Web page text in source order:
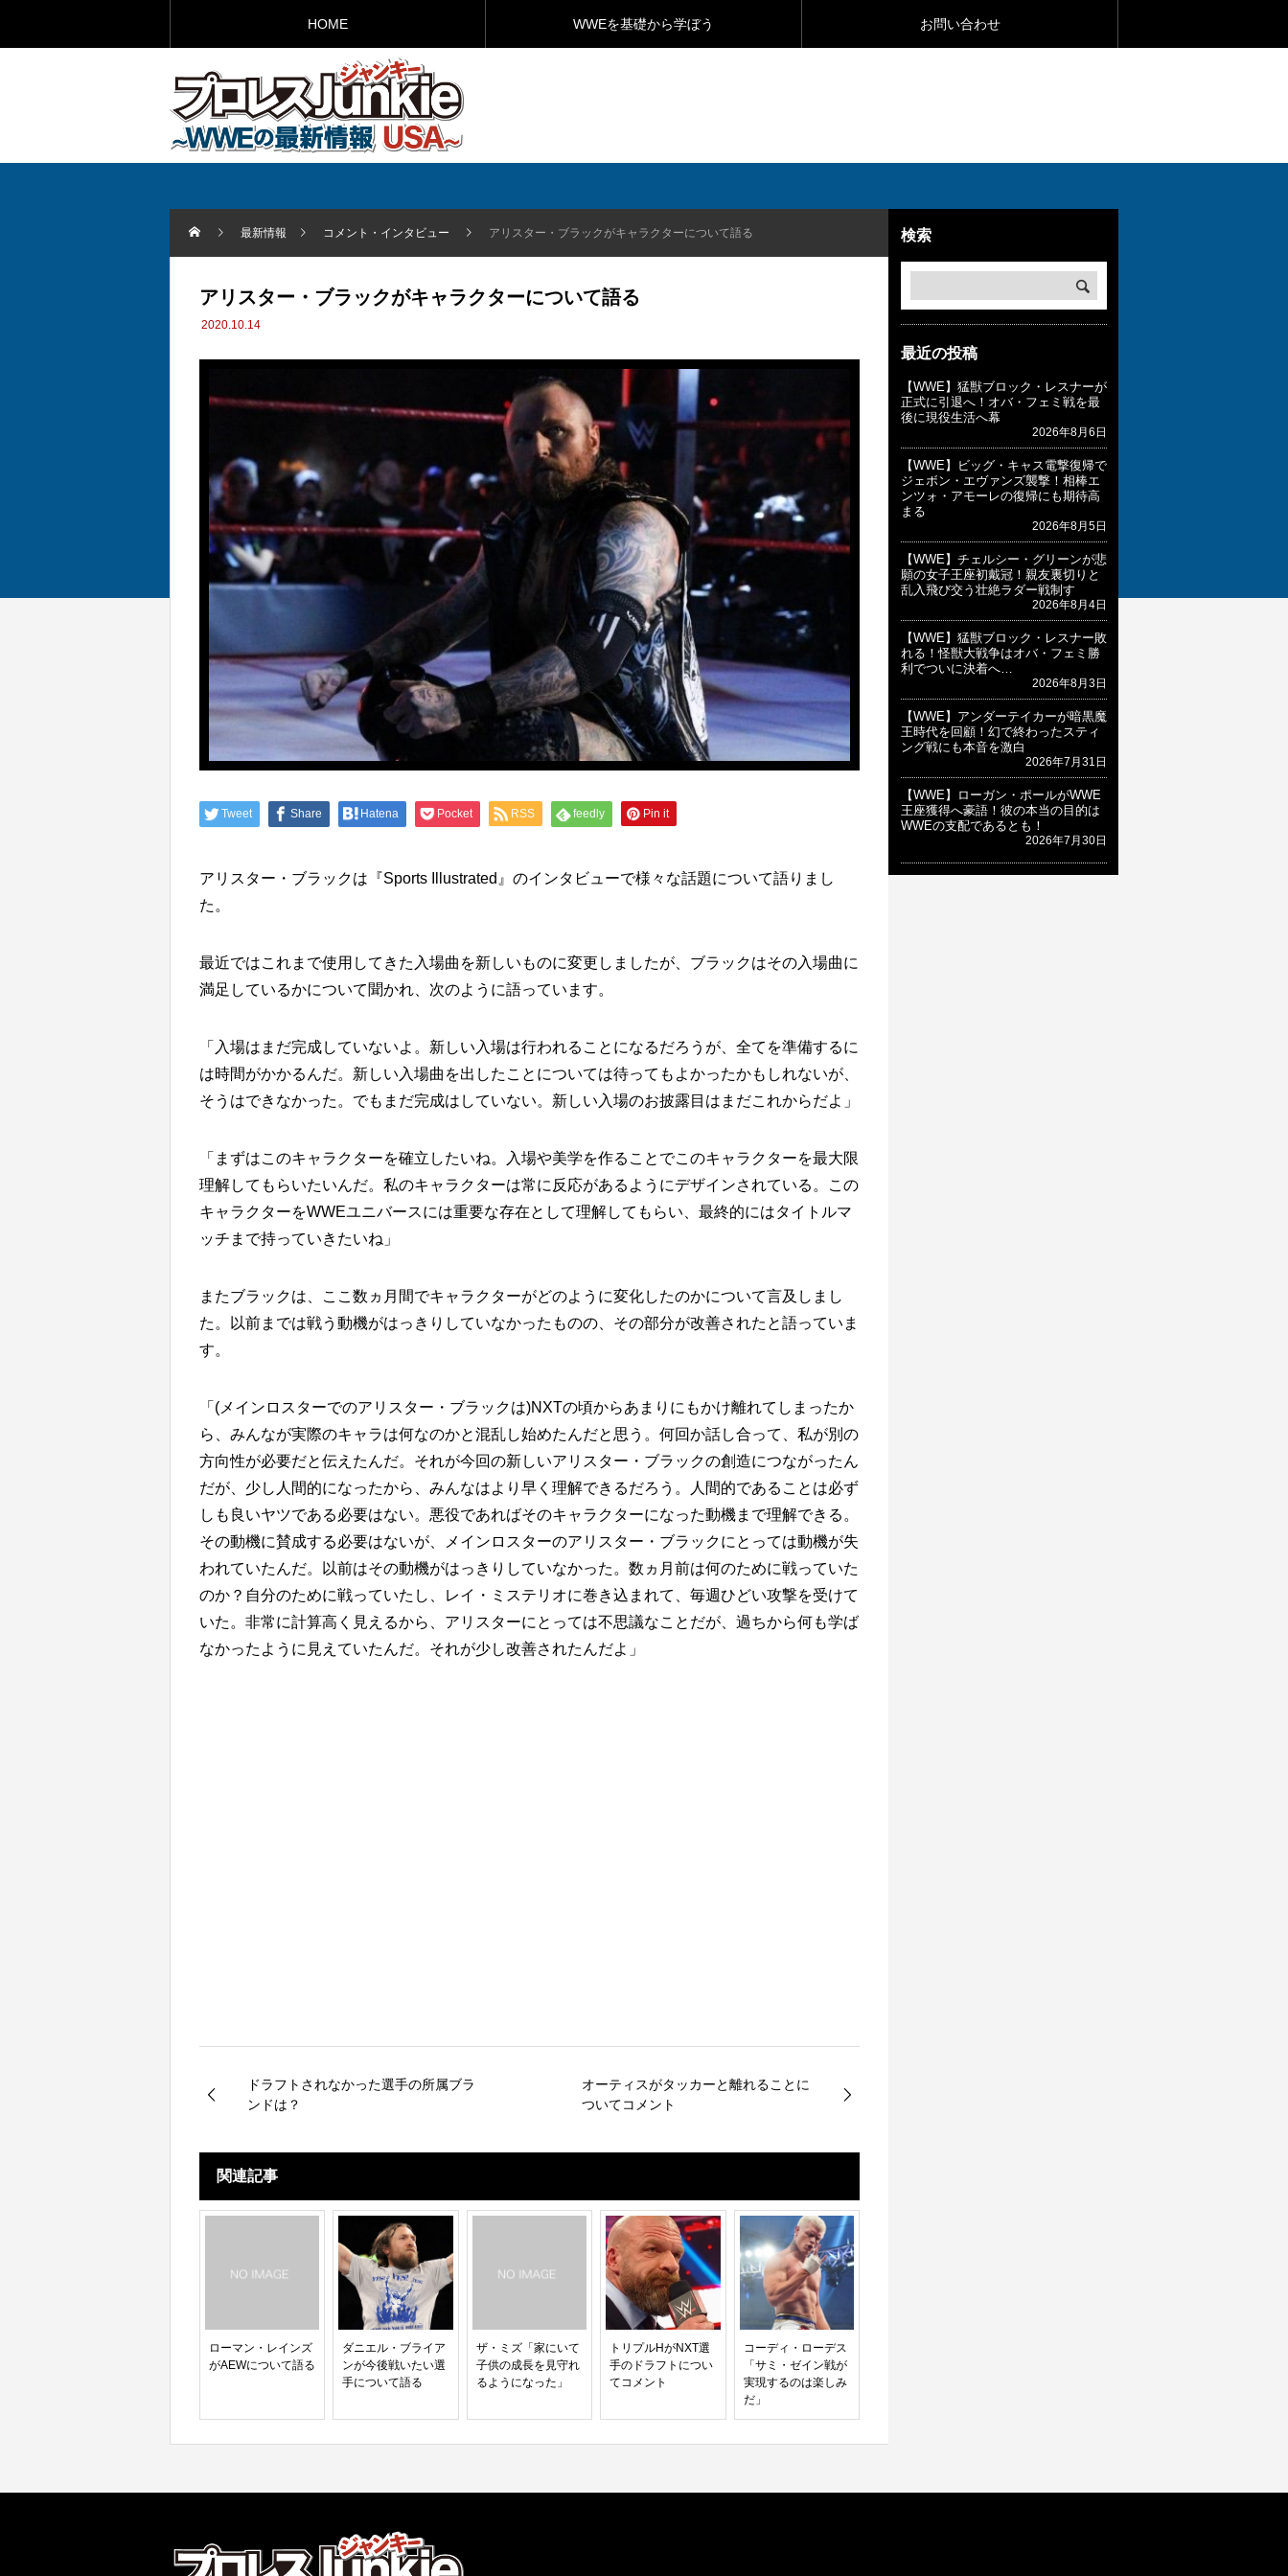
HOME WWEを基礎から学ぼう お問い合わせ
最新情報 コメント・インタビュー アリスター・ブラックがキャラクターについて語る
アリスター・ブラックがキャラクターについて語る
2020.10.14
Tweet Share Hatena Pocket RSS feedly Pin it
アリスター・ブラックは『Sports Illustrated』のインタビューで様々な話題について語りまし
た。
最近ではこれまで使用してきた入場曲を新しいものに変更しましたが、ブラックはその入場曲に
満足しているかについて聞かれ、次のように語っています。
「入場はまだ完成していないよ。新しい入場は行われることになるだろうが、全てを準備するに
は時間がかかるんだ。新しい入場曲を出したことについては待ってもよかったかもしれないが、
そうはできなかった。でもまだ完成はしていない。新しい入場のお披露目はまだこれからだよ」
「まずはこのキャラクターを確立したいね。入場や美学を作ることでこのキャラクターを最大限
理解してもらいたいんだ。私のキャラクターは常に反応があるようにデザインされている。この
キャラクターをWWEユニバースには重要な存在として理解してもらい、最終的にはタイトルマ
ッチまで持っていきたいね」
またブラックは、ここ数ヵ月間でキャラクターがどのように変化したのかについて言及しまし
た。以前までは戦う動機がはっきりしていなかったものの、その部分が改善されたと語っていま
す。
「(メインロスターでのアリスター・ブラックは)NXTの頃からあまりにもかけ離れてしまったか
ら、みんなが実際のキャラは何なのかと混乱し始めたんだと思う。何回か話し合って、私が別の
方向性が必要だと伝えたんだ。それが今回の新しいアリスター・ブラックの創造につながったん
だが、少し人間的になったから、みんなはより早く理解できるだろう。人間的であることは必ず
しも良いヤツである必要はない。悪役であればそのキャラクターになった動機まで理解できる。
その動機に賛成する必要はないが、メインロスターのアリスター・ブラックにとっては動機が失
われていたんだ。以前はその動機がはっきりしていなかった。数ヵ月前は何のために戦っていた
のか？自分のために戦っていたし、レイ・ミステリオに巻き込まれて、毎週ひどい攻撃を受けて
いた。非常に計算高く見えるから、アリスターにとっては不思議なことだが、過ちから何も学ば
なかったように見えていたんだ。それが少し改善されたんだよ」
ドラフトされなかった選手の所属ブラ
ンドは？
オーティスがタッカーと離れることに
ついてコメント
関連記事
ローマン・レインズ
がAEWについて語る
ダニエル・ブライア
ンが今後戦いたい選
手について語る
ザ・ミズ「家にいて
子供の成長を見守れ
るようになった」
トリプルHがNXT選
手のドラフトについ
てコメント
コーディ・ローデス
「サミ・ゼイン戦が
実現するのは楽しみ
だ」
検索
最近の投稿
【WWE】猛獣ブロック・レスナーが
正式に引退へ！オバ・フェミ戦を最
後に現役生活へ幕
2026年8月6日
【WWE】ビッグ・キャス電撃復帰で
ジェボン・エヴァンズ襲撃！相棒エ
ンツォ・アモーレの復帰にも期待高
まる
2026年8月5日
【WWE】チェルシー・グリーンが悲
願の女子王座初戴冠！親友裏切りと
乱入飛び交う壮絶ラダー戦制す
2026年8月4日
【WWE】猛獣ブロック・レスナー敗
れる！怪獣大戦争はオバ・フェミ勝
利でついに決着へ…
2026年8月3日
【WWE】アンダーテイカーが暗黒魔
王時代を回顧！幻で終わったスティ
ング戦にも本音を激白
2026年7月31日
【WWE】ローガン・ポールがWWE
王座獲得へ豪語！彼の本当の目的は
WWEの支配であるとも！
2026年7月30日